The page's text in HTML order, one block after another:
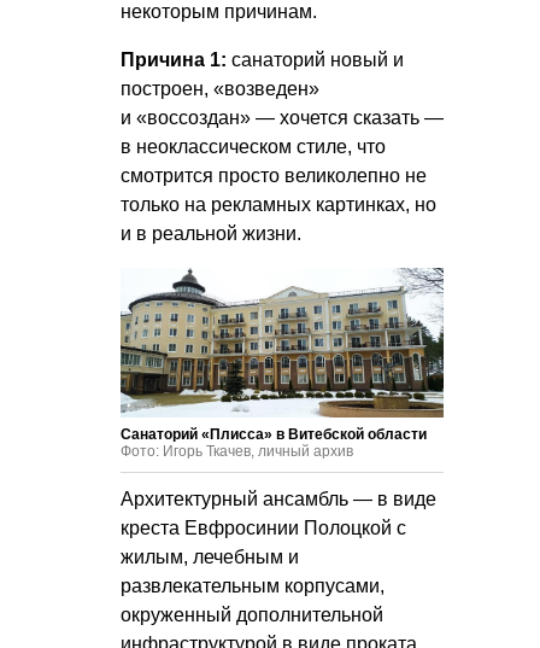
некоторым причинам.
Причина 1: санаторий новый и
построен, «возведен»
и «воссоздан» — хочется сказать —
в неоклассическом стиле, что
смотрится просто великолепно не
только на рекламных картинках, но
и в реальной жизни.
Санаторий «Плисса» в Витебской области
Фото: Игорь Ткачев, личный архив
Архитектурный ансамбль — в виде
креста Евфросинии Полоцкой с
жилым, лечебным и
развлекательным корпусами,
окруженный дополнительной
инфраструктурой в виде проката